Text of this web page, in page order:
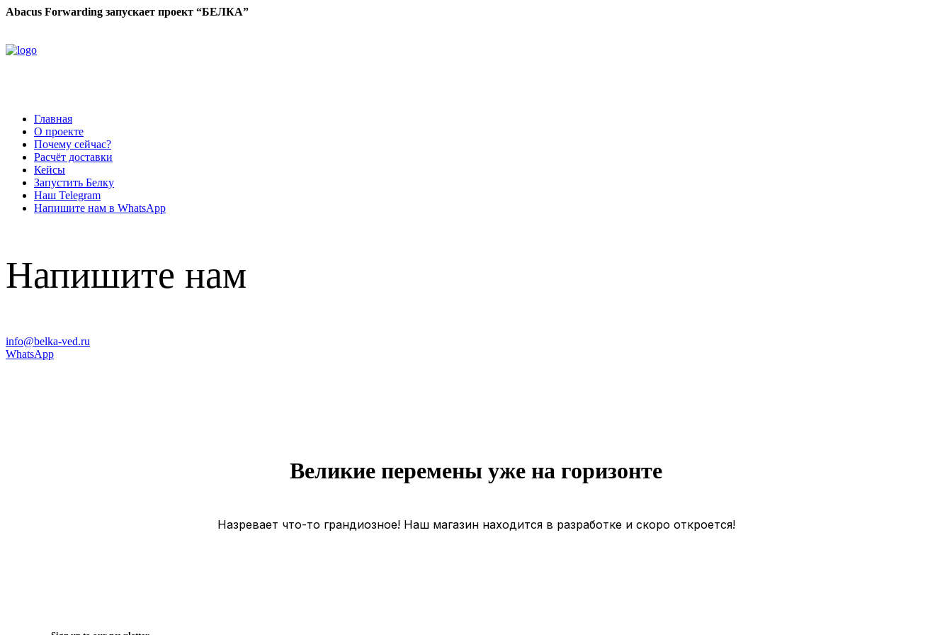
Abacus Forwarding запускает проект “БЕЛКА”
Главная
О проекте
Почему сейчас?
Расчёт доставки
Кейсы
Запустить Белку
Наш Telegram
Напишите нам в WhatsApp
Напишите нам
info@belka-ved.ru
WhatsApp
Великие перемены уже на горизонте
Назревает что-то грандиозное! Наш магазин находится в разработке и скоро откроется!